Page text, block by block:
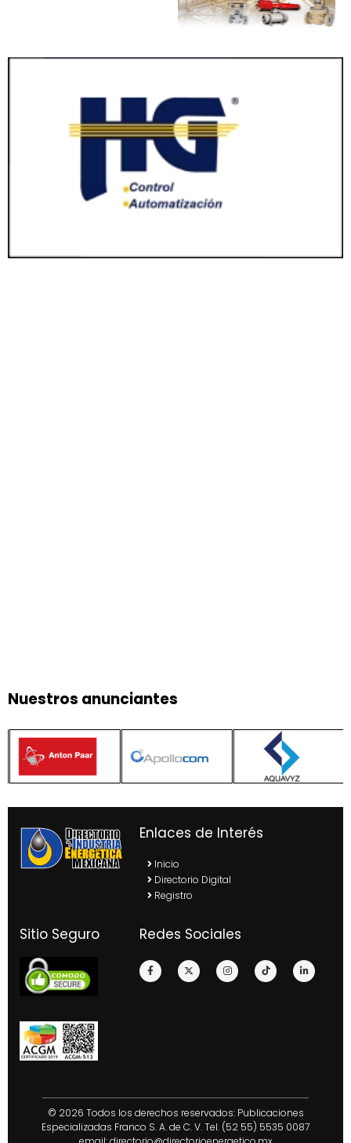
Nuestros anunciantes
Enlaces de Interés
Inicio
Directorio Digital
Registro
Sitio Seguro Redes Sociales
© 2026 Todos los derechos reservados: Publicaciones
Especializadas Franco S. A. de C. V. Tel. (52 55) 5535 0087